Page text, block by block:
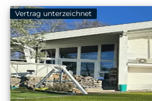
Vertrag unterzeichnet